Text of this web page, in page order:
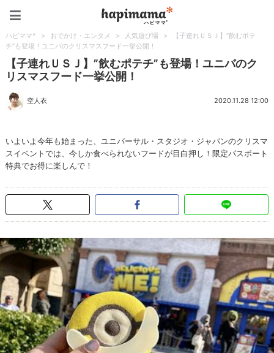
ハピママ* > おでかけ・エンタメ > 人気遊び場 >
【子連れＵＳＪ】”飲むポテ
チ”も登場！ユニバのクリスマスフード一挙公開！
【子連れＵＳＪ】”飲むポテチ”も登場！ユニバのク
リスマスフード一挙公開！
空人衣 2020.11.28 12:00
いよいよ今年も始まった、ユニバーサル・スタジオ・ジャパンのクリスマ
スイベントでは、今しか食べられないフードが目白押し！限定パスポート
特典でお得に楽しんで！